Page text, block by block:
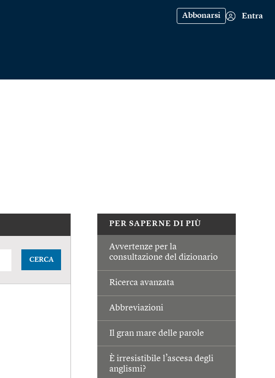
Abbonarsi Entra
PER SAPERNE DI PIÙ
Avvertenze per la
consultazione del dizionario
Ricerca avanzata
Abbreviazioni
Il gran mare delle parole
È irresistibile l’ascesa degli
anglismi?
CERCA